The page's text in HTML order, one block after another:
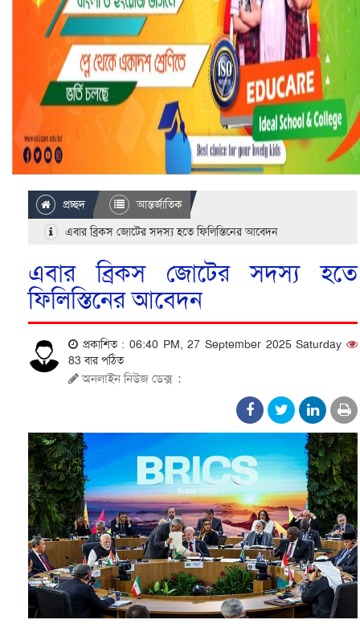
প্রচ্ছদ
আন্তর্জাতিক
এবার ব্রিকস জোটের সদস্য হতে ফিলিস্তিনের আবেদন
এবার ব্রিকস জোটের সদস্য হতে
ফিলিস্তিনের আবেদন
প্রকাশিত : 06:40 PM, 27 September 2025 Saturday
83 বার পঠিত
অনলাইন নিউজ ডেক্স :